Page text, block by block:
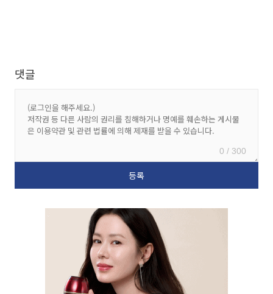
댓글
0 / 300